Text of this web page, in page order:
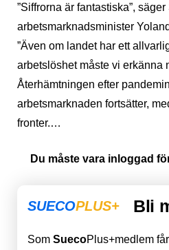
”Siffrorna är fantastiska”,
arbetsmarknadsminister
”Även om landet har ett
arbetslöshet måste vi erkänna
Återhämtningen efter
arbetsmarknaden fortsätter,
fronter.…
Du måste vara inloggad
SUECOPLUS+ Bli
Som SuecoPlus+medlem